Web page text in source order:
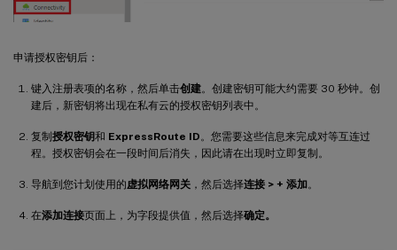
申请授权密钥后：
键入注册表项的名称，然后单击创建。创建密钥可能大约需要 30 秒钟。创
建后，新密钥将出现在私有云的授权密钥列表中。
复制 授权密钥和 ExpressRoute ID。您需要这些信息来完成对等互连过
程。授权密钥会在一段时间后消失，因此请在出现时立即复制。
导航到您计划使用的虚拟网络网关 ，然后选择连接 > + 添加。
在添加连接页面上，为字段提供值，然后选择确定。